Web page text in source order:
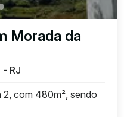
Morada da
RJ
2, com 480m², sendo